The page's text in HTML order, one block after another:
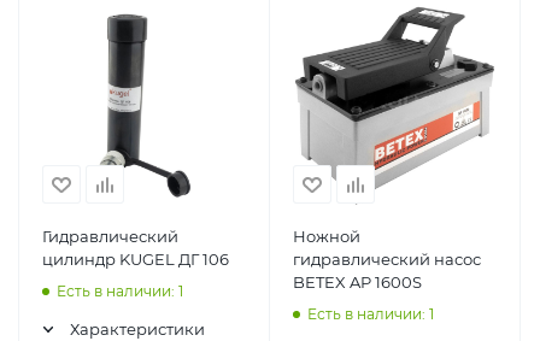
Гидравлический
цилиндр KUGEL ДГ 106
Есть в наличии: 1
Характеристики
Ножной
гидравлический насос
BETEX AP 1600S
Есть в наличии: 1